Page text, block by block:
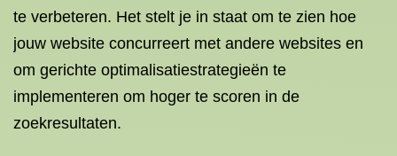
te verbeteren. Het stelt je in staat om te zien hoe
jouw website concurreert met andere websites en
om gerichte optimalisatiestrategieën te
implementeren om hoger te scoren in de
zoekresultaten.